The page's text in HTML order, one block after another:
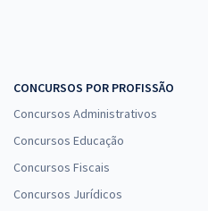
CONCURSOS POR PROFISSÃO
Concursos Administrativos
Concursos Educação
Concursos Fiscais
Concursos Jurídicos